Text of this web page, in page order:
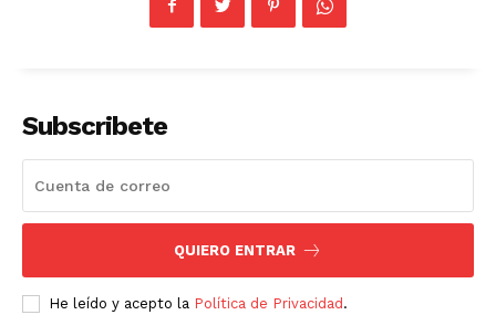
Subscribete
QUIERO ENTRAR
He leído y acepto la Política de Privacidad .